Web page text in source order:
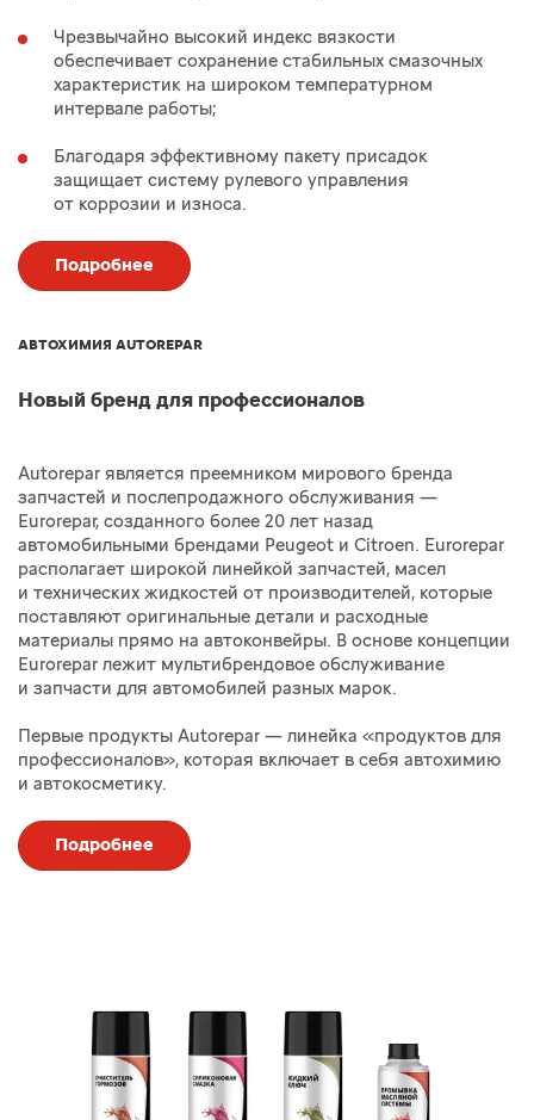
Чрезвычайно высокий индекс вязкости
обеспечивает сохранение стабильных смазочных
характеристик на широком температурном
интервале работы;
Благодаря эффективному пакету присадок
защищает систему рулевого управления
от коррозии и износа.
Подробнее
АВТОХИМИЯ AUTOREPAR
Новый бренд для профессионалов
Autorepar является преемником мирового бренда
запчастей и послепродажного обслуживания —
Eurorepar, созданного более 20 лет назад
автомобильными брендами Peugeot и Citroen. Eurorepar
располагает широкой линейкой запчастей, масел
и технических жидкостей от производителей, которые
поставляют оригинальные детали и расходные
материалы прямо на автоконвейры. В основе концепции
Eurorepar лежит мультибрендовое обслуживание
и запчасти для автомобилей разных марок.
Первые продукты Autorepar — линейка «продуктов для
профессионалов», которая включает в себя автохимию
и автокосметику.
Подробнее